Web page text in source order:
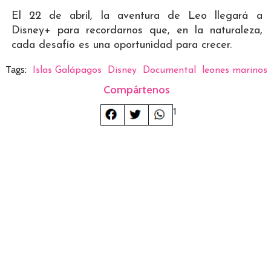
El 22 de abril, la aventura de Leo llegará a
Disney+ para recordarnos que, en la naturaleza,
cada desafío es una oportunidad para crecer.
Tags: Islas Galápagos Disney Documental leones marinos
Compártenos
1